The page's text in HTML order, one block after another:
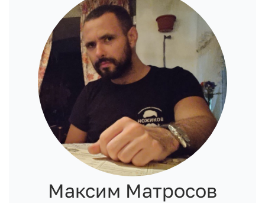
Максим Матросов